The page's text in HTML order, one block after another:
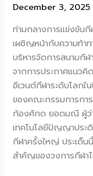
December 3, 2025
ท่ามกลางการแข่งขันกี
เผชิญหน้ากับความท้า
บริหารจัดการสนามกีฬ
จากการประกาศแนวคิ
อีเวนต์กีฬาระดับโลก
ของคณะกรรมการกา
ก้องศักด ยอดมณี ผู้ว่า
เทคโนโลยีปัญญาประ
กีฬาครั้งใหญ่ ประเด็
สำคัญของวงการกีฬา